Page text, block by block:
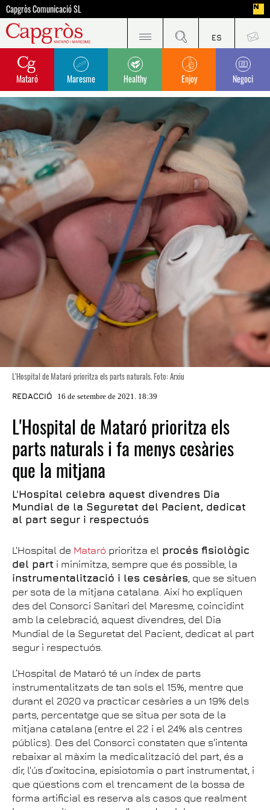
Capgròs Comunicació SL
Mataró Maresme Healthy Enjoy Negoci
L'Hospital de Mataró prioritza els parts naturals. Foto: Arxiu
REDACCIÓ 16 de setembre de 2021. 18:39
L'Hospital de Mataró prioritza els
parts naturals i fa menys cesàries
que la mitjana
L'Hospital celebra aquest divendres Dia
Mundial de la Seguretat del Pacient, dedicat
al part segur i respectuós
L'Hospital de Mataró prioritza el procés fisiològic
del part i minimitza, sempre que és possible, la
instrumentalització i les cesàries, que se situen
per sota de la mitjana catalana. Així ho expliquen
des del Consorci Sanitari del Maresme, coincidint
amb la celebració, aquest divendres, del Dia
Mundial de la Seguretat del Pacient, dedicat al part
segur i respectuós.
L’Hospital de Mataró té un índex de parts
instrumentalitzats de tan sols el 15%, mentre que
durant el 2020 va practicar cesàries a un 19% dels
parts, percentatge que se situa per sota de la
mitjana catalana (entre el 22 i el 24% als centres
públics). Des del Consorci constaten que s'intenta
rebaixar al màxim la medicalització del part, és a
dir, l'ús d’oxitocina, episiotomia o part instrumentat, i
que qüestions com el trencament de la bossa de
forma artificial es reserva als casos que realment